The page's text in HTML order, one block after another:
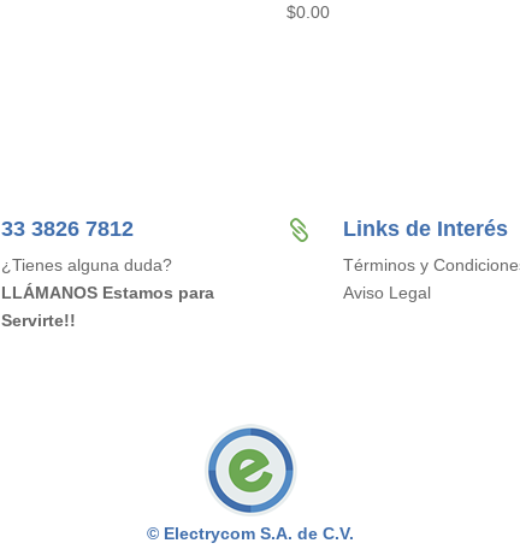
$0.00
33 3826 7812
¿Tienes alguna duda?
LLÁMANOS Estamos para
Servirte!!
 Links de Interés
Términos y
Aviso Legal
© Electrycom S.A. de C.V.